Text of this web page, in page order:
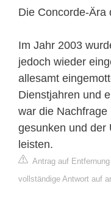
Die Concorde-Ära
Im Jahr 2003
jedoch wieder
allesamt
Dienstjahren und
war die
gesunken und der
leisten.
Antrag auf
vollständige Antwort auf